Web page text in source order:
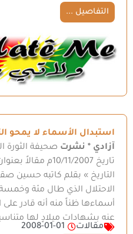
التفاصيل ...
استبدال الأسماء لا يمحو
آزادي * نشرت
تاريخ 10/11/2007م
التاريخ » بقلم كاتبه حسين
الاحتلال الذي طال مئة
أسماءها ظناً منه أنه قادر
عنه بشهادات ميلادٍ لها
مقالات
2008-01-01